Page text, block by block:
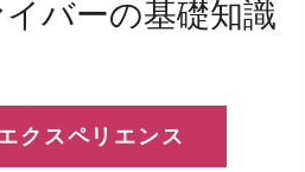
バーの基礎知識
クスペリエンス